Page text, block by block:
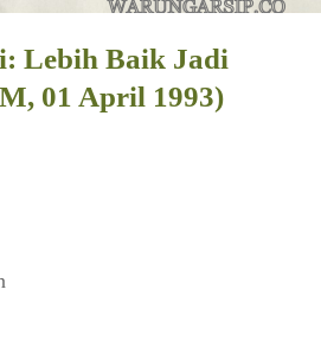
Lebih Baik Jadi
01 April 1993)